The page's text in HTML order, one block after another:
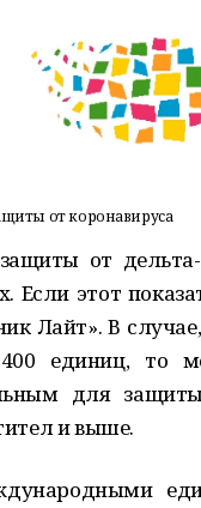
от коронавируса
от
этот
Лайт». В
единиц, то
для
и выше.